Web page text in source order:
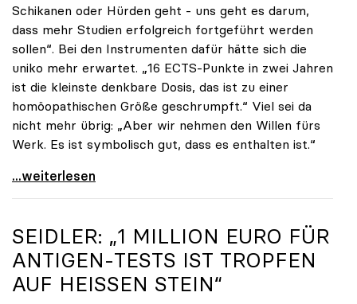
Schikanen oder Hürden geht - uns geht es darum,
dass mehr Studien erfolgreich fortgeführt werden
sollen“. Bei den Instrumenten dafür hätte sich die
uniko mehr erwartet. „16 ECTS-Punkte in zwei Jahren
ist die kleinste denkbare Dosis, das ist zu einer
homöopathischen Größe geschrumpft.“ Viel sei da
nicht mehr übrig: „Aber wir nehmen den Willen fürs
Werk. Es ist symbolisch gut, dass es enthalten ist.“
uniko-Vize Vitouch zu 16 ECTS-Punkten: „Kleinste
...weiterlesen
SEIDLER: „1 MILLION EURO FÜR
ANTIGEN-TESTS IST TROPFEN
AUF HEISSEN STEIN“